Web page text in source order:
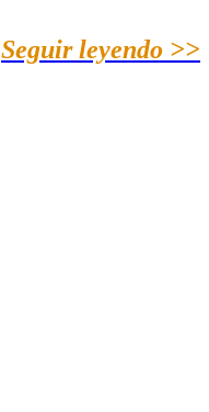
Seguir leyendo >>